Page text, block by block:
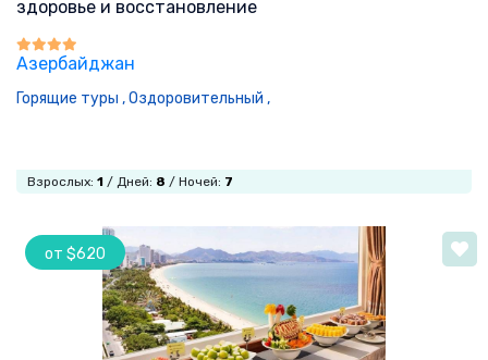
здоровье и восстановление
Азербайджан
Горящие туры ,Оздоровительный ,
Взрослых: 1 / Дней: 8 / Ночей: 7
от $620